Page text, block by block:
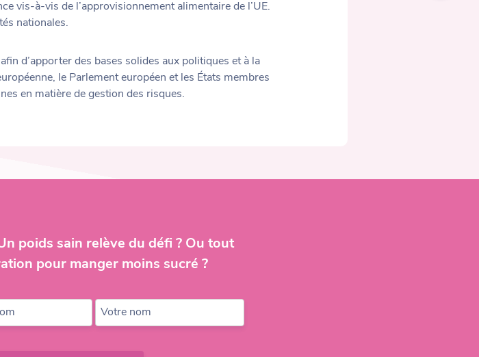
vis-à-vis de l’approvisionnement alimentaire de l’UE.
nationales.
d’apporter des bases solides aux politiques et à la
le Parlement européen et les États membres
en matière de gestion des risques.
poids sain relève du défi ? Ou tout
pour manger moins sucré ?
Votre nom